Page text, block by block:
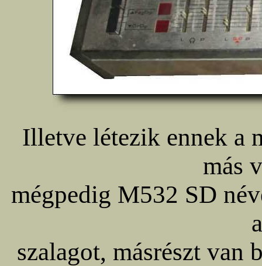
Illetve létezik ennek a
más
mégpedig M532 SD
szalagot, másrészt van